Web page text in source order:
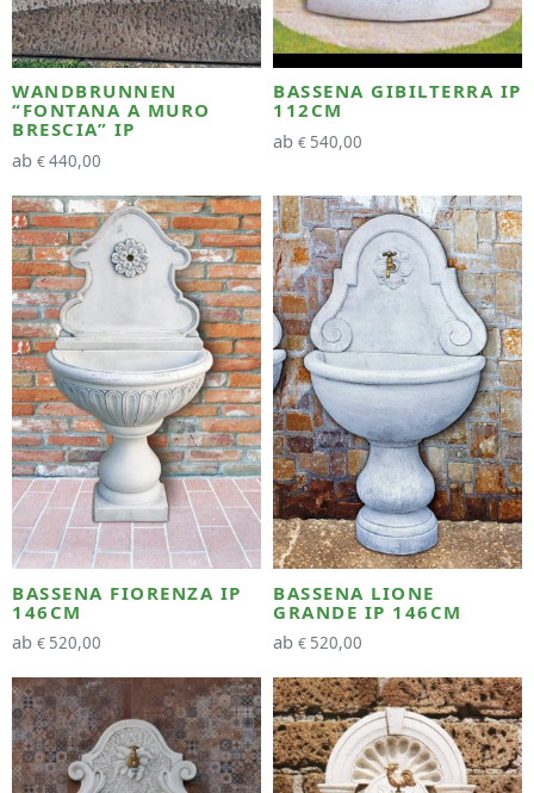
WANDBRUNNEN
“FONTANA A MURO
BRESCIA” IP
ab €440,00
BASSENA GIBILTERRA IP
112CM
ab € 540,00
BASSENA FIORENZA IP
146CM
ab € 520,00
BASSENA LIONE
GRANDE IP 146CM
ab € 520,00